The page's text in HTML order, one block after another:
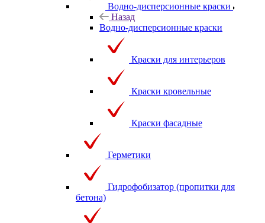
Водно-дисперсионные краски
Назад
Водно-дисперсионные краски
Краски для интерьеров
Краски кровельные
Краски фасадные
Герметики
Гидрофобизатор (пропитки для
бетона)